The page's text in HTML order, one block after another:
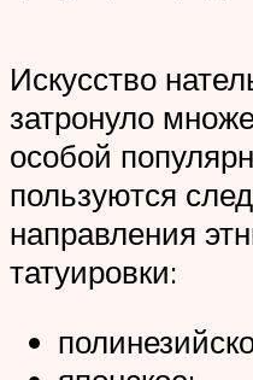
Искусство
затронуло
особой
пользуются
направления
татуировки: